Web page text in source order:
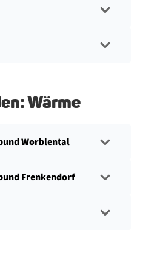
Wärme
Worblental
Frenkendorf